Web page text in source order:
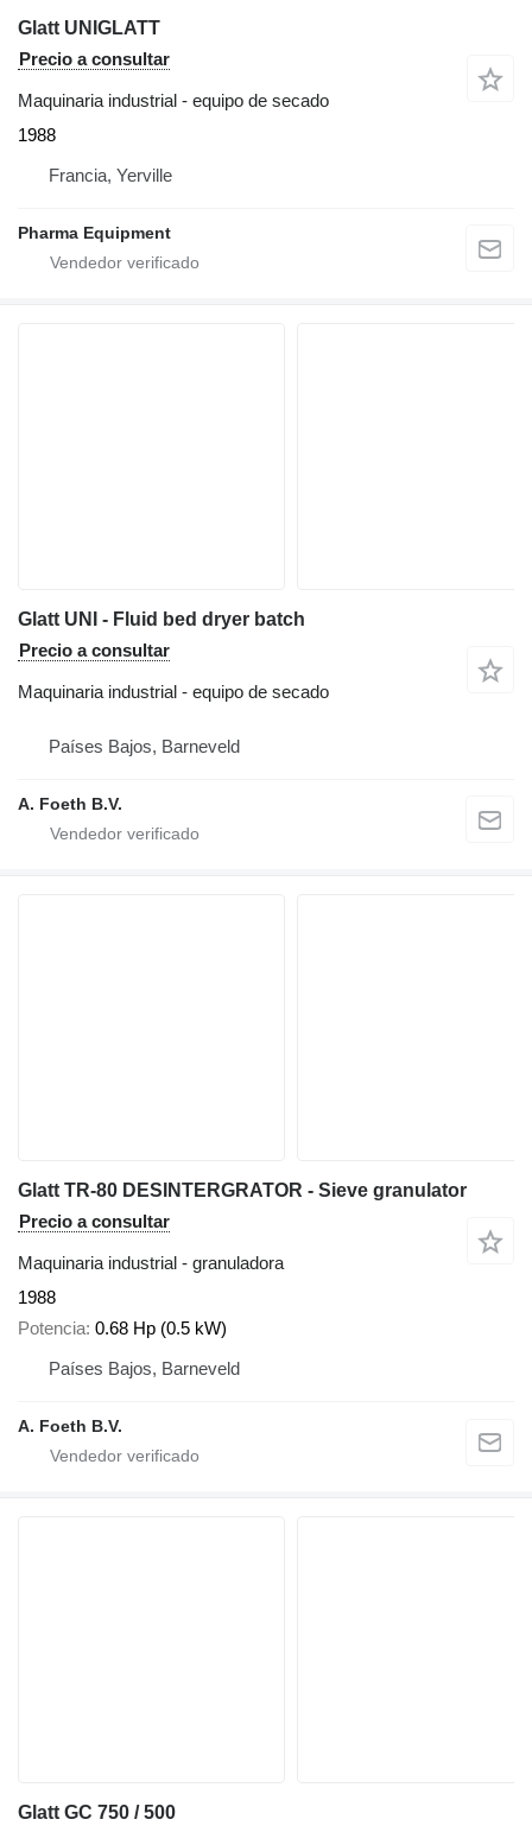
Glatt UNIGLATT
Precio a consultar
Maquinaria industrial - equipo de secado
1988
Francia, Yerville
Pharma Equipment
Glatt UNI - Fluid bed dryer batch
Precio a consultar
Maquinaria industrial - equipo de secado
Países Bajos, Barneveld
A. Foeth B.V.
Glatt TR-80 DESINTERGRATOR - Sieve granulator
Precio a consultar
Maquinaria industrial - granuladora
1988
Potencia 0.68 Hp (0.5 kW)
Países Bajos, Barneveld
A. Foeth B.V.
Glatt GC 750 / 500